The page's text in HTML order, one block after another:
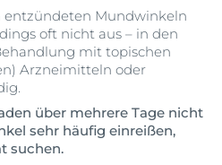
entzündeten Mundwinkeln
oft nicht aus – in den
mit topischen
Arzneimitteln oder
über mehrere Tage nicht
sehr häufig einreißen,
suchen.